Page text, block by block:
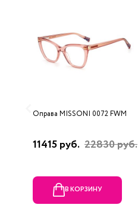
Оправа MISSONI 0072 FWM
11415 руб. 22830 руб.
В КОРЗИНУ